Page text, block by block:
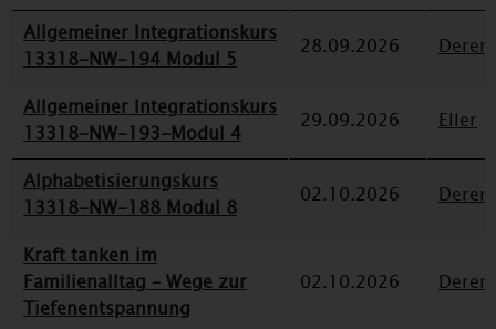
Allgemeiner Integrationskurs
13318-NW-194 Modul 5
28.09.2026
Allgemeiner Integrationskurs
13318-NW-193-Modul 4
29.09.2026 Eller
Alphabetisierungskurs
13318-NW-188 Modul 8
02.10.2026
Kraft tanken im
Familienalltag – Wege zur
Tiefenentspannung
02.10.2026